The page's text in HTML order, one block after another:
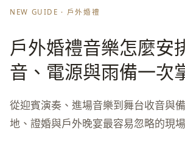
NEW GUIDE · 戶外婚禮
戶外婚禮音樂怎麼安
音、電源與雨備一次
從迎賓演奏、進場音樂到舞台收音與
地、證婚與戶外晚宴最容易忽略的現